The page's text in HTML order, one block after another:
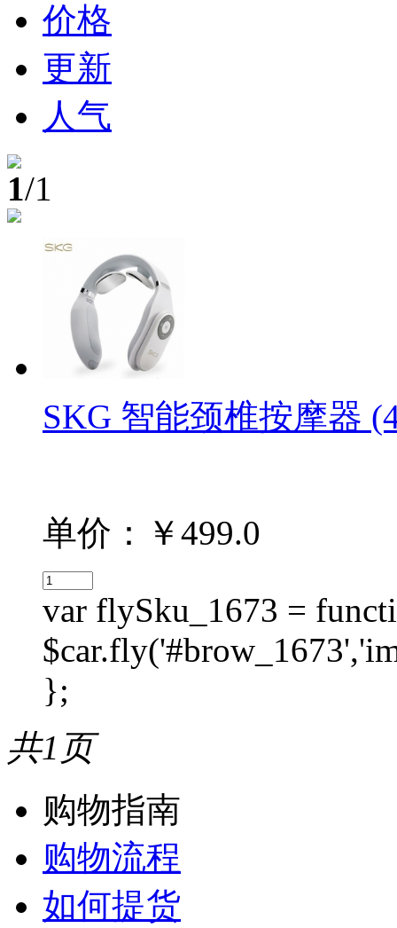
价格
更新
人气
1/1
SKG 智能颈椎按摩器
单价：￥499.0
var flySku_1673 =
};
共1页
购物指南
购物流程
如何提货